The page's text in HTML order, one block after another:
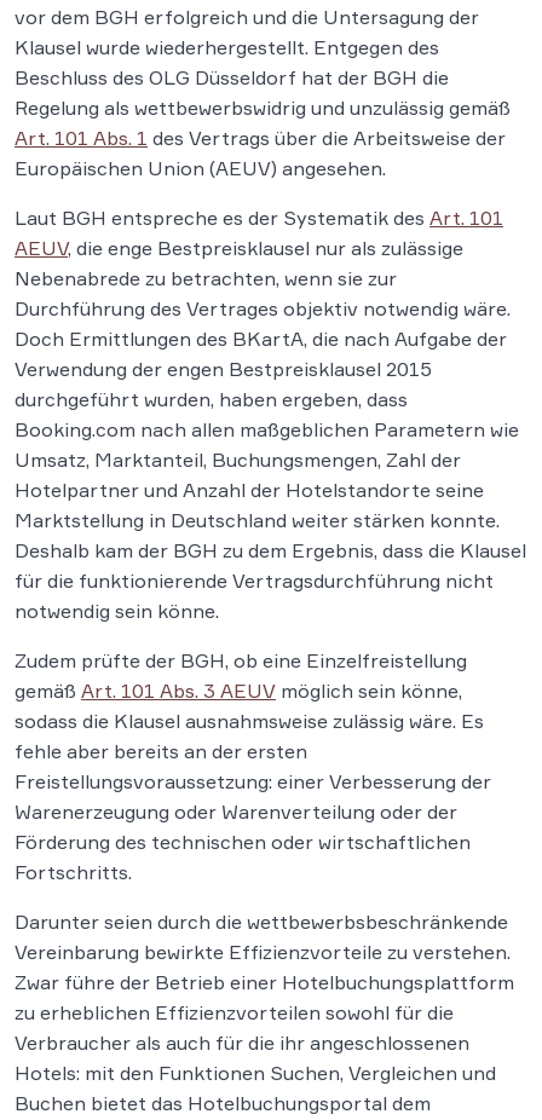
vor dem BGH erfolgreich und die Untersagung der
Klausel wurde wiederhergestellt. Entgegen des
Beschluss des OLG Düsseldorf hat der BGH die
Regelung als wettbewerbswidrig und unzulässig gemäß
Art. 101 Abs. 1 des Vertrags über die Arbeitsweise der
Europäischen Union (AEUV) angesehen.
Laut BGH entspreche es der Systematik des Art. 101
AEUV, die enge Bestpreisklausel nur als zulässige
Nebenabrede zu betrachten, wenn sie zur
Durchführung des Vertrages objektiv notwendig wäre.
Doch Ermittlungen des BKartA, die nach Aufgabe der
Verwendung der engen Bestpreisklausel 2015
durchgeführt wurden, haben ergeben, dass
Booking.com nach allen maßgeblichen Parametern wie
Umsatz, Marktanteil, Buchungsmengen, Zahl der
Hotelpartner und Anzahl der Hotelstandorte seine
Marktstellung in Deutschland weiter stärken konnte.
Deshalb kam der BGH zu dem Ergebnis, dass die Klausel
für die funktionierende Vertragsdurchführung nicht
notwendig sein könne.
Zudem prüfte der BGH, ob eine Einzelfreistellung
gemäß Art. 101 Abs. 3 AEUV möglich sein könne,
sodass die Klausel ausnahmsweise zulässig wäre. Es
fehle aber bereits an der ersten
Freistellungsvoraussetzung: einer Verbesserung der
Warenerzeugung oder Warenverteilung oder der
Förderung des technischen oder wirtschaftlichen
Fortschritts.
Darunter seien durch die wettbewerbsbeschränkende
Vereinbarung bewirkte Effizienzvorteile zu verstehen.
Zwar führe der Betrieb einer Hotelbuchungsplattform
zu erheblichen Effizienzvorteilen sowohl für die
Verbraucher als auch für die ihr angeschlossenen
Hotels: mit den Funktionen Suchen, Vergleichen und
Buchen bietet das Hotelbuchungsportal dem